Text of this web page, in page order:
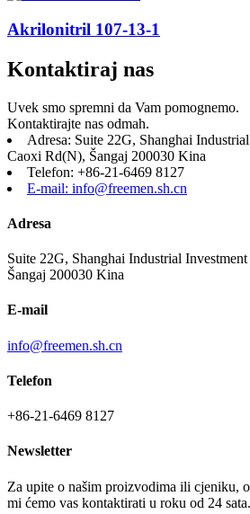
Akrilonitril 107-13-1
Kontaktiraj nas
Uvek smo spremni da Vam pomognemo.
Kontaktirajte nas odmah.
Adresa: Suite 22G, Shanghai
Caoxi Rd(N), Šangaj 200030 Kina
Telefon: +86-21-6469 8127
E-mail: info@freemen.sh.cn
Adresa
Suite 22G, Shanghai Industrial
Šangaj 200030 Kina
E-mail
info@freemen.sh.cn
Telefon
+86-21-6469 8127
Newsletter
Za upite o našim proizvodima ili cjeniku,
mi ćemo vas kontaktirati u roku od 24 sata.